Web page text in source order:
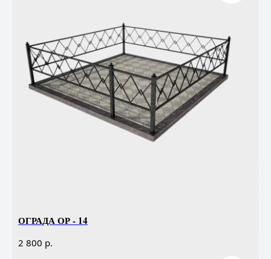
ОГРАДА ОР - 14
2 800 р.